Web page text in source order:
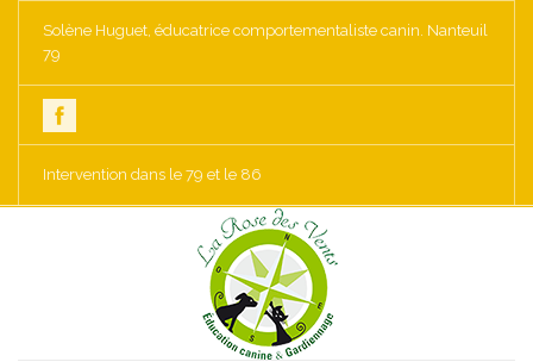
Solène Huguet, éducatrice comportementaliste canin. Nanteuil
79
Intervention dans le 79 et le 86